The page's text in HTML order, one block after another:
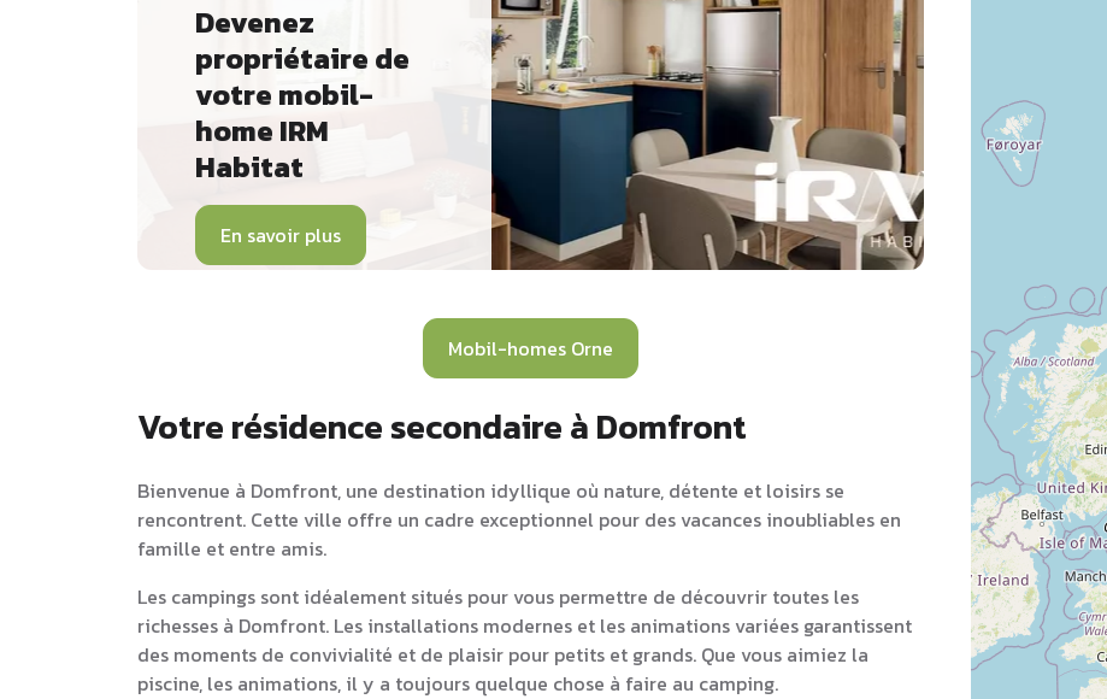
Devenez
propriétaire de
votre mobil-
home IRM
Habitat
En savoir plus
Mobil-homes Orne
Votre résidence secondaire à Domfront
Bienvenue à Domfront, une destination idyllique où nature, détente et loisirs se
rencontrent. Cette ville offre un cadre exceptionnel pour des vacances inoubliables en
famille et entre amis.
Les campings sont idéalement situés pour vous permettre de découvrir toutes les
richesses à Domfront. Les installations modernes et les animations variées garantissent
des moments de convivialité et de plaisir pour petits et grands. Que vous aimiez la
piscine, les animations, il y a toujours quelque chose à faire au camping.